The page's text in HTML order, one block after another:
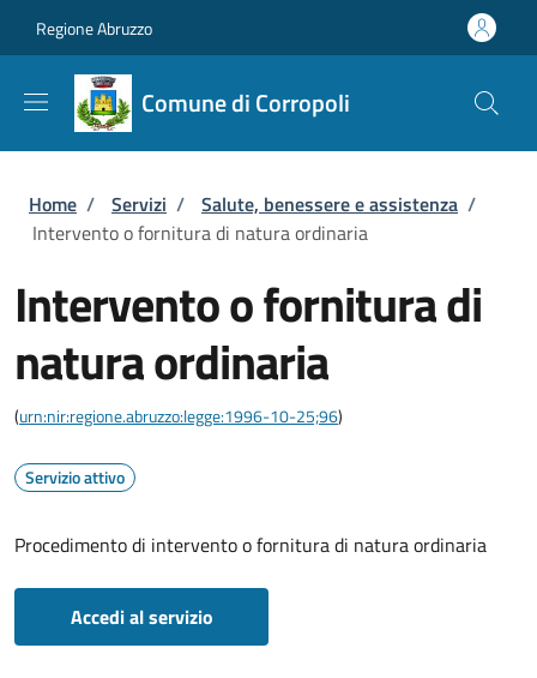
Regione Abruzzo
Comune di Corropoli
Briciole di pane
Home / Servizi / Salute, benessere e assistenza /
Intervento o fornitura di natura ordinaria
Intervento o fornitura di
natura ordinaria
(urn:nir:regione.abruzzo:legge:1996-10-25;96)
Servizio attivo
Procedimento di intervento o fornitura di natura ordinaria
Accedi al servizio